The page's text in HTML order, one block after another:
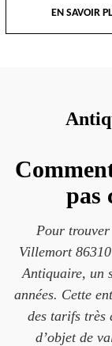
EN SAVOIR
pas
Pour
Villemort
Antiquaire, un
années. Cette
des tarifs très
d’objet de